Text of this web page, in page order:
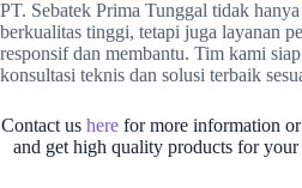
PT. Sebatek Prima Tunggal tidak
berkualitas tinggi, tetapi juga layanan
responsif dan membantu. Tim kami
konsultasi teknis dan solusi terbaik
Contact ushere for more information
and get high quality products for your